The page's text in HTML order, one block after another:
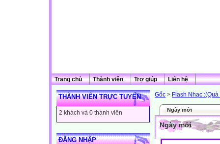
Trang chủ Thành viên Trợ giúp Liên hệ
THÀNH VIÊN TRỰC TUYẾN
2 khách và 0 thành viên
ĐĂNG NHẬP
Gốc > Flash Nhạc
Ngày mới
Ngày mới